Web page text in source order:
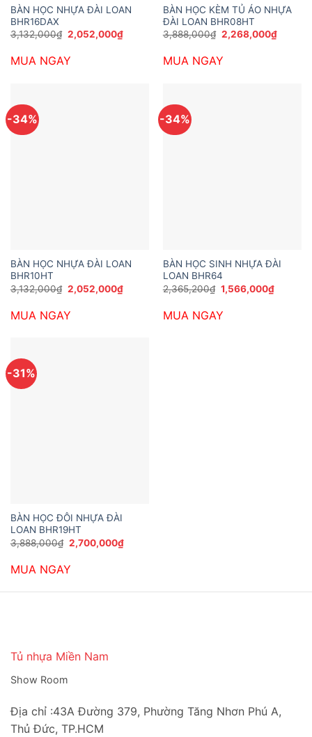
BÀN HỌC NHỰA ĐÀI LOAN
BHR16DAX
3,132,000₫ Giá
gốc
3,132,000₫.
2,052,000₫Giá
hiện
MUA NGAY
BÀN HỌC KÈM TỦ ÁO NHỰA
ĐÀI LOAN BHR08HT
3,888,000₫ Giá
gốc
3,888,000₫.
2,268,000₫Giá
hiện
MUA NGAY
-34%
BÀN HỌC NHỰA ĐÀI LOAN
BHR10HT
3,132,000₫ Giá
gốc
3,132,000₫.
2,052,000₫Giá
hiện
2,052,000₫.
MUA NGAY
-34%
BÀN HỌC SINH NHỰA ĐÀI
LOAN BHR64
2,365,200₫ Giá
gốc
2,365,200₫.
1,566,000₫Giá
hiện
MUA NGAY
-31%
BÀN HỌC ĐÔI NHỰA ĐÀI
LOAN BHR19HT
3,888,000₫ Giá
gốc
3,888,000₫.
2,700,000₫Giá
hiện
MUA NGAY
Tủ nhựa Miền Nam
Show Room
Địa chỉ :43A Đường 379, Phường Tăng Nhơn Phú A,
Thủ Đức, TP.HCM